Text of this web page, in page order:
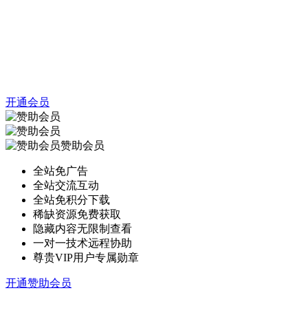
开通会员
赞助会员
全站免广告
全站交流互动
全站免积分下载
稀缺资源免费获取
隐藏内容无限制查看
一对一技术远程协助
尊贵VIP用户专属勋章
开通赞助会员